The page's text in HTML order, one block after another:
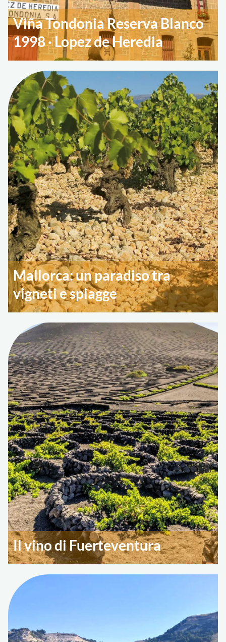
Viña Tondonia Reserva Blanco
1998 · Lopez de Heredia
Mallorca: un paradiso tra
vigneti e spiagge
Il vino di Fuerteventura